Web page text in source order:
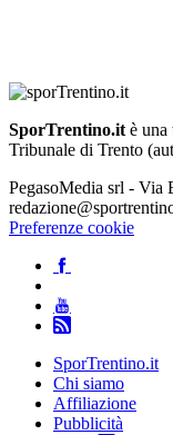
SporTrentino.itè una
Tribunale di Trento
PegasoMedia srl - Via
Preferenze cookie
SporTrentino.it
Chi siamo
Affiliazione
Pubblicità